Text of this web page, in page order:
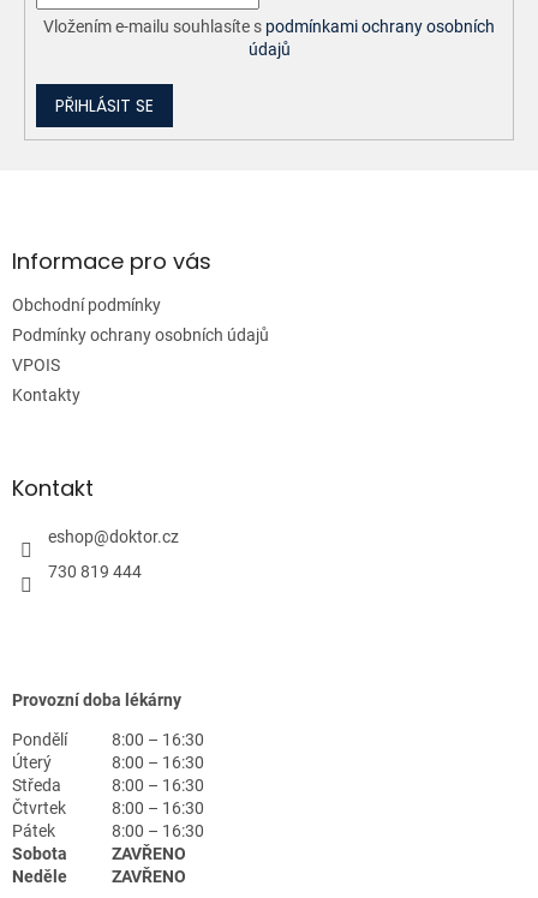
i
s
u
Vložením e-mailu souhlasíte s podmínkami ochrany osobních
údajů
PŘIHLÁSIT SE
aInformace pro vás
Obchodní podmínky
Podmínky ochrany osobních údajů
VPOIS
Kontakty
Kontakt
eshop@doktor.cz
730 819 444
Provozní doba lékárny
Pondělí
8:00 – 16:30
Úterý
8:00 – 16:30
Středa
8:00 – 16:30
Čtvrtek
8:00 – 16:30
Pátek
8:00 – 16:30
Sobota
ZAVŘENO
Neděle
ZAVŘENO